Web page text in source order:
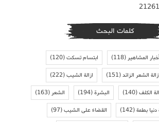
كلمات البحث
المشاهير(118) ابتسام تسكت(120)
ازالة الشعر الزائد(151) ازالة الشيب(222)
الكلف(140) البشرة(194) الشعر(163)
دنيا بطمة(142) القضاء على الشيب(97)